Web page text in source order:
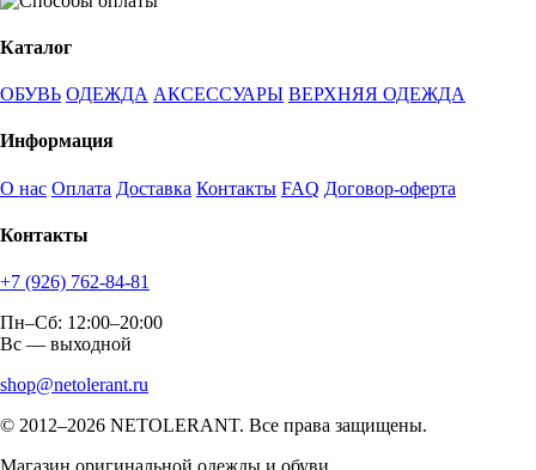
Каталог
ОБУВЬ ОДЕЖДА АКСЕССУАРЫ ВЕРХНЯЯ ОДЕЖДА
Информация
О нас Оплата Доставка Контакты FAQ Договор-оферта
Контакты
+7 (926) 762-84-81
Пн–Сб: 12:00–20:00
Вс — выходной
shop@netolerant.ru
© 2012–2026 NETOLERANT. Все права защищены.